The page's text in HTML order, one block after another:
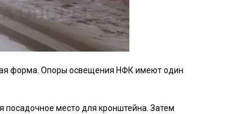
форма. Опоры освещения НФК имеют один
место для кронштейна. Затем